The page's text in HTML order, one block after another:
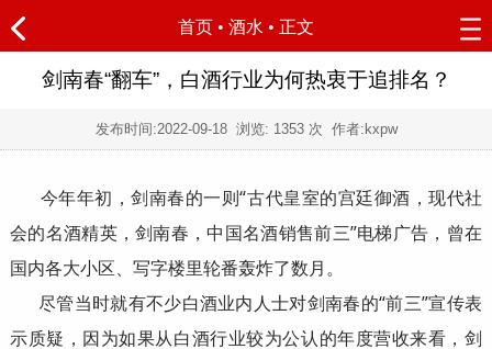
首页 • 酒水 • 正文
剑南春“翻车”，白酒行业为何热衷于追排名？
发布时间:2022-09-18浏览: 1353 次 作者:kxpw
今年年初，剑南春的一则“古代皇室的宫廷御酒，现代社
会的名酒精英，剑南春，中国名酒销售前三”电梯广告，曾在
国内各大小区、写字楼里轮番轰炸了数月。
尽管当时就有不少白酒业内人士对剑南春的“前三”宣传表
示质疑，因为如果从白酒行业较为公认的年度营收来看，剑